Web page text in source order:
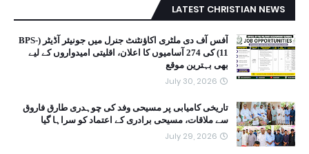
LATEST CHRISTIAN NEWS
آفس آف دی ملٹری اکاؤنٹنٹ جنرل میں جونیئر آڈیٹر (BPS-
11) کی 274 آسامیوں کا اعلان، اقلیتی امیدواروں کے لیے
بھی بہترین موقع
July 30, 2026
تاریخی کامیابی پر مسیحی وفد کی چوہدری طارق فاروق
سے ملاقات، مسیحی برادری کے اعتماد کو سراہا گیا
July 29, 2026